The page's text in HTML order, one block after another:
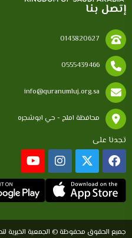
إتصل بنا
0143820627
0555439466
info@quranumluj.org.sa
محافظة املج - حي ابوشجره
تجدنا على
جميع الحقوق محفوظة © الجمعية الخيرية لتحفيظ